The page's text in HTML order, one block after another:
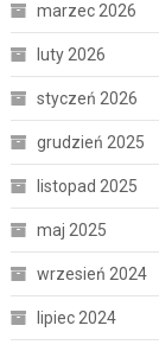
marzec 2026
luty 2026
styczeń 2026
grudzień 2025
listopad 2025
maj 2025
wrzesień 2024
lipiec 2024